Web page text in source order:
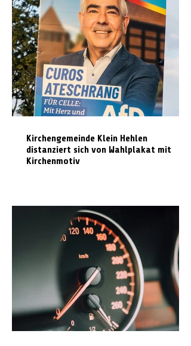
Kirchengemeinde Klein Hehlen
distanziert sich von Wahlplakat mit
Kirchenmotiv